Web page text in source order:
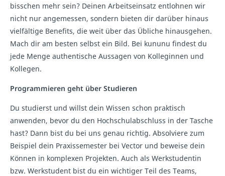
bisschen mehr sein? Deinen Arbeitseinsatz entlohnen wir
nicht nur angemessen, sondern bieten dir darüber hinaus
vielfältige Benefits, die weit über das Übliche hinausgehen.
Mach dir am besten selbst ein Bild. Bei kununu findest du
jede Menge authentische Aussagen von Kolleginnen und
Kollegen.
Programmieren geht über Studieren
Du studierst und willst dein Wissen schon praktisch
anwenden, bevor du den Hochschulabschluss in der Tasche
hast? Dann bist du bei uns genau richtig. Absolviere zum
Beispiel dein Praxissemester bei Vector und beweise dein
Können in komplexen Projekten. Auch als Werkstudentin
bzw. Werkstudent bist du ein wichtiger Teil des Teams,